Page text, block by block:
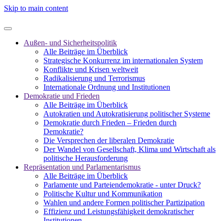
Skip to main content
Außen- und Sicherheitspolitik
Alle Beiträge im Überblick
Strategische Konkurrenz im internationalen System
Konflikte und Krisen weltweit
Radikalisierung und Terrorismus
Internationale Ordnung und Institutionen
Demokratie und Frieden
Alle Beiträge im Überblick
Autokratien und Autokratisierung politischer Systeme
Demokratie durch Frieden – Frieden durch
Demokratie?
Die Versprechen der liberalen Demokratie
Der Wandel von Gesellschaft, Klima und Wirtschaft als
politische Herausforderung
Repräsentation und Parlamentarismus
Alle Beiträge im Überblick
Parlamente und Parteiendemokratie - unter Druck?
Politische Kultur und Kommunikation
Wahlen und andere Formen politischer Partizipation
Effizienz und Leistungsfähigkeit demokratischer